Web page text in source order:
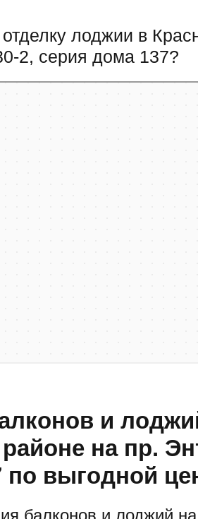
лоджии в
2, серия дома 137?
и
на пр.
по выгодной
балконов и лоджий